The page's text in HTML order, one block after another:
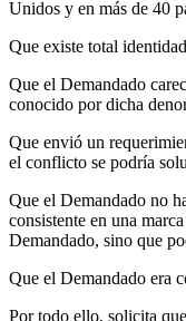
Unidos y en más de 40
Que existe total
Que el Demandado
conocido por dicha
Que envió un
el conflicto se podría
Que el Demandado no
consistente en una
Demandado, sino que
Que el Demandado era
Por todo ello, solicita